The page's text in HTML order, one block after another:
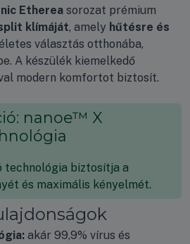
Etherea sorozat prémium
klímáját, amely hűtésre és
választás otthonába,
A készülék kiemelkedő
modern komfortot biztosít.
nanoe™ X
biztosítja a
és maximális kényelmét.
akár 99,9% vírus és